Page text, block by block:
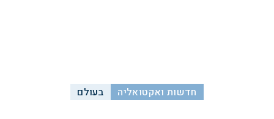
חדשות ואקטואליה בעולם